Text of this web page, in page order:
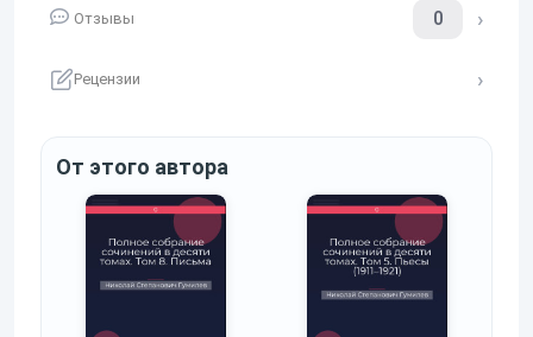
Отзывы 0
Рецензии
От этого автора